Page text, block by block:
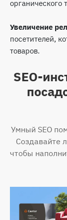
органического
Увеличение
посетителей,
товаров.
SEO-
Умный SEO
Создавайте
чтобы